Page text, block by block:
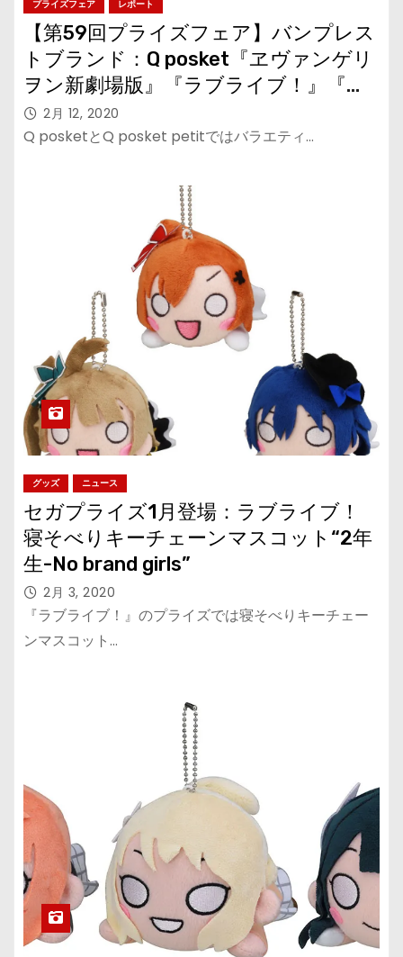
プライズフェア レポート
【第59回プライズフェア】バンプレス
トブランド：Q posket『ヱヴァンゲリ
ヲン新劇場版』『ラブライブ！』『お
ジャ魔女どれみ』『ブラック・ジャッ
ク』『るろうに剣心』『バーズ・オ
2月 12, 2020
Q posketとQ posket petitではバラエティ…
グッズ ニュース
セガプライズ1月登場：ラブライブ！
寝そべりキーチェーンマスコット“2年
生-No brand girls”
2月 3, 2020
『ラブライブ！』のプライズでは寝そべりキーチェー
ンマスコット…